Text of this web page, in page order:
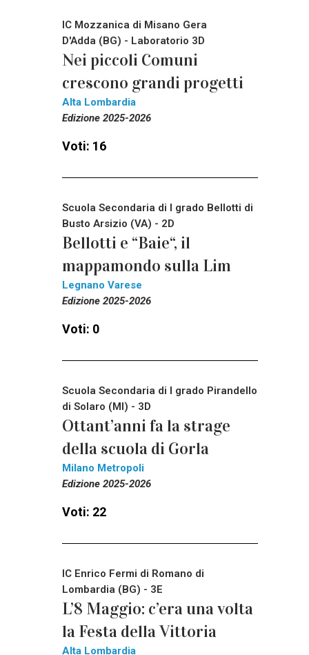
IC Mozzanica di Misano Gera
D'Adda (BG) - Laboratorio 3D
Nei piccoli Comuni
crescono grandi progetti
Alta Lombardia
Edizione 2025-2026
Voti: 16
Scuola Secondaria di I grado Bellotti di
Busto Arsizio (VA) - 2D
Bellotti e “Baie“, il
mappamondo sulla Lim
Legnano Varese
Edizione 2025-2026
Voti: 0
Scuola Secondaria di I grado Pirandello
di Solaro (MI) - 3D
Ottant’anni fa la strage
della scuola di Gorla
Milano Metropoli
Edizione 2025-2026
Voti: 22
IC Enrico Fermi di Romano di
Lombardia (BG) - 3E
L’8 Maggio: c’era una volta
la Festa della Vittoria
Alta Lombardia